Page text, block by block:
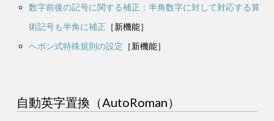
数字前後の記号に関する補正：半角数字に対して対応する算
術記号も半角に補正 ［新機能］
ヘボン式特殊規則の設定 ［新機能］
自動英字置換（AutoRoman）